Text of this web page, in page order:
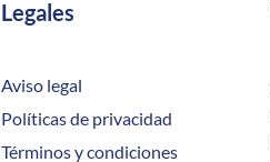
Legales
Aviso legal
Políticas de privacidad
Términos y condiciones